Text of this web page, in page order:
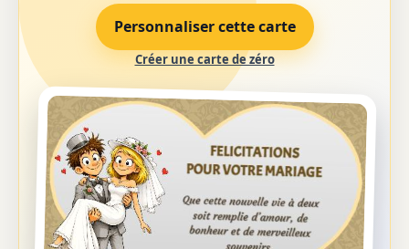
Personnaliser cette carte
Créer une carte de zéro